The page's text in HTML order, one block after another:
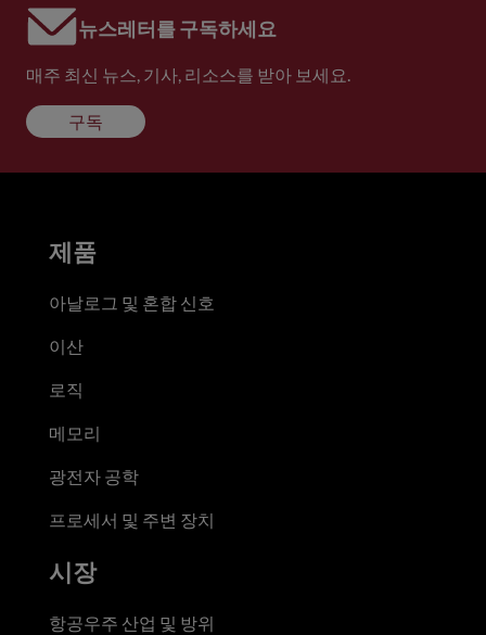
뉴스레터를 구독하세요
매주 최신 뉴스, 기사, 리소스를 받아 보세요.
구독
제품
아날로그 및 혼합 신호
이산
로직
메모리
광전자 공학
프로세서 및 주변 장치
시장
항공우주 산업 및 방위